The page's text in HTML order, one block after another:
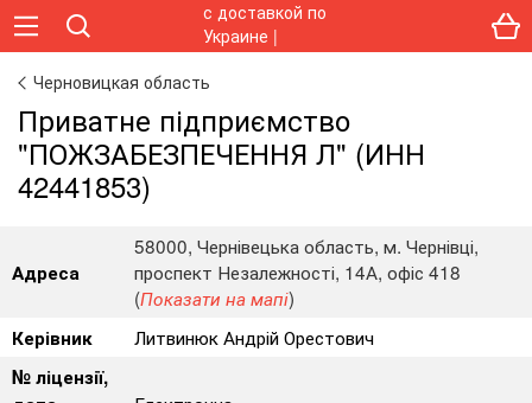
Черновицкая область
Приватне підприємство
"ПОЖЗАБЕЗПЕЧЕННЯ Л" (ИНН
42441853)
Адреса
58000, Чернівецька область, м. Чернівці,
проспект Незалежності, 14А, офіс 418
(Показати на мапі)
Керівник
Литвинюк Андрій Орестович
№ ліцензії,